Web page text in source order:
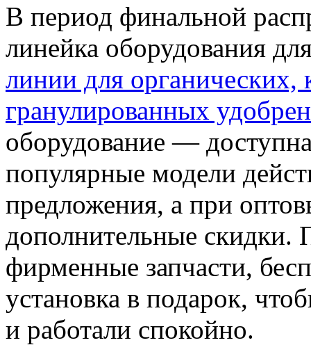
В период финальной
линейка оборудования
линии для
гранулированных
оборудование —
популярные модели
предложения, а при
дополнительные
фирменные запчасти,
установка в подарок,
и работали спокойно.